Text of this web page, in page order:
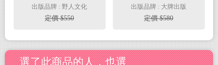
到華爾街金錢遊戲
出版品牌 : 野人文化
定價 $550
定？史上最強生活統計
決策書
出版品牌 : 大牌出版
定價 $580
選了此商品的人，也選